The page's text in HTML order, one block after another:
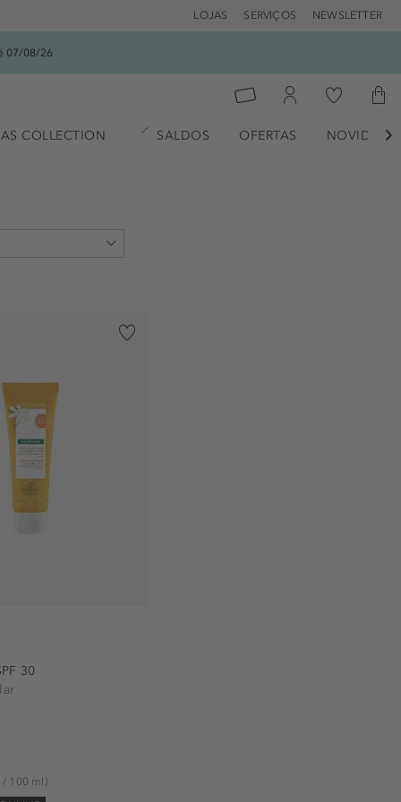
LOJAS SERVIÇOS NEWSLETTER
07/08/26
COLLECTION SALDOS OFERTAS 
30
/ 100 ml)